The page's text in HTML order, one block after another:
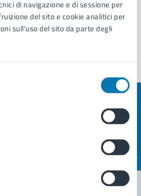
di navigazione e di sessione per
del sito e cookie analitici per
sull'uso del sito da parte degli
le informazioni su questa
informazioni (da 1 a 5 stelle)
stelle per valutare la chiarezza delle